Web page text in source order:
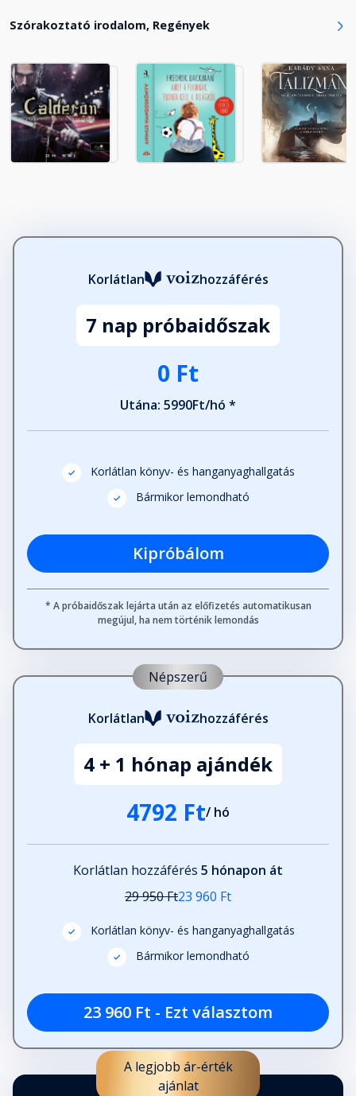
22. fejezet
Fejezet hossza: 00:38:43
Fejezet hossza: 00:22:42
25. fejezet
27. fejezet
Fejezet hossza: 00:21:56
Fejezet hossza: 00:38:03
29. fejezet
Fejezet hossza: 00:34:38
31. fejezet
Fejezet hossza: 00:37:11
35. fejezet
Fejezet hossza: 00:16:16
Szórakoztató irodalom, Regények
Korlátlan hozzáférés
7 nap próbaidőszak
0 Ft
Utána: 5990Ft/hó *
Korlátlan könyv- és hanganyaghallgatás
Bármikor lemondható
Kipróbálom
* A próbaidőszak lejárta után az előfizetés automatikusan
megújul, ha nem történik lemondás
Népszerű
Korlátlan hozzáférés
4 + 1 hónap ajándék
4792 Ft/ hó
Korlátlan hozzáférés 5 hónapon át
29 950 Ft23 960 Ft
Korlátlan könyv- és hanganyaghallgatás
Bármikor lemondható
23 960 Ft - Ezt választom
A legjobb ár-érték
ajánlat